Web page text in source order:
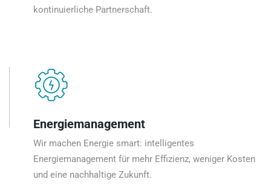
kontinuierliche Partnerschaft.
Energiemanagement
Wir machen Energie smart: intelligentes
Energiemanagement für mehr Effizienz, weniger Kosten
und eine nachhaltige Zukunft.